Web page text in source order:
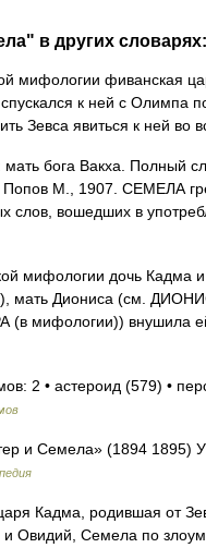
в других словарях:
мифологии фиванская
к ней с Олимпа
Зевса явиться к ней
бога Вакха. Полный
Попов М., 1907. СЕМЕЛА
слов, вошедших в
мифологии дочь
мать Диониса (см.
(в мифологии))
2 • астероид (579) •
и Семела» (1894 1895) У
Кадма, родившая от
Овидий, Семела по